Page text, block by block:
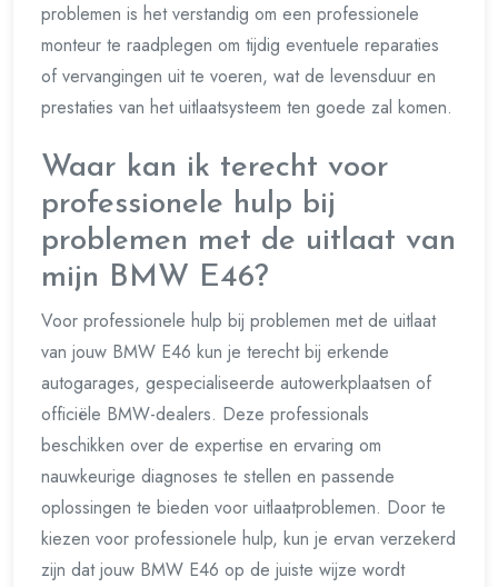
problemen is het verstandig om een professionele
monteur te raadplegen om tijdig eventuele reparaties
of vervangingen uit te voeren, wat de levensduur en
prestaties van het uitlaatsysteem ten goede zal komen.
Waar kan ik terecht voor
professionele hulp bij
problemen met de uitlaat van
mijn BMW E46?
Voor professionele hulp bij problemen met de uitlaat
van jouw BMW E46 kun je terecht bij erkende
autogarages, gespecialiseerde autowerkplaatsen of
officiële BMW-dealers. Deze professionals
beschikken over de expertise en ervaring om
nauwkeurige diagnoses te stellen en passende
oplossingen te bieden voor uitlaatproblemen. Door te
kiezen voor professionele hulp, kun je ervan verzekerd
zijn dat jouw BMW E46 op de juiste wijze wordt